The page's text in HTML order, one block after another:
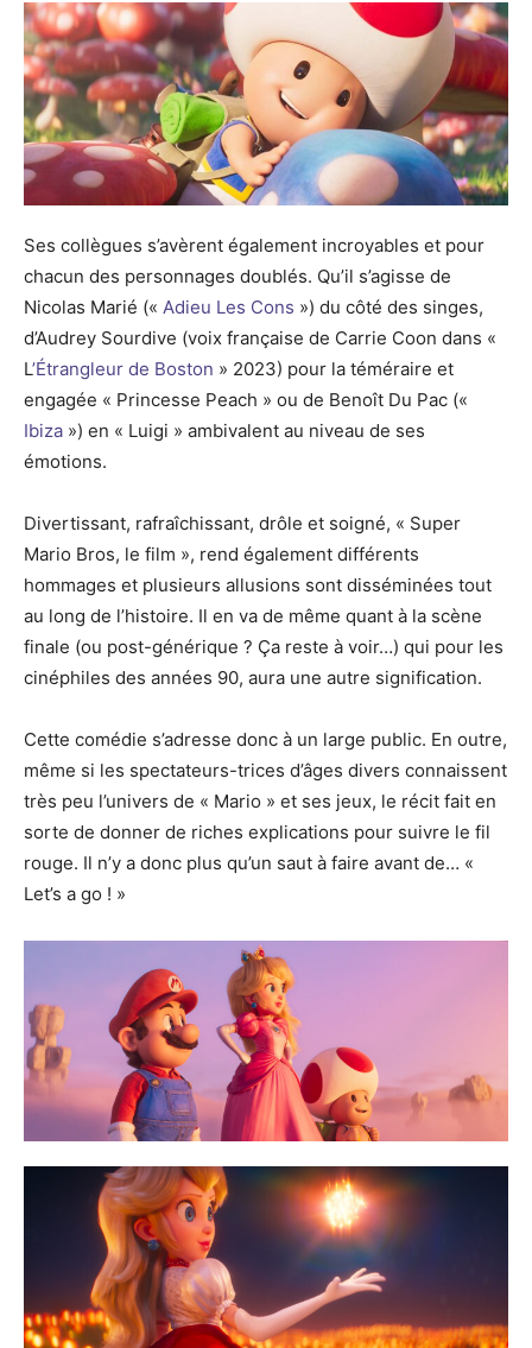
Ses collègues s’avèrent également incroyables et pour
chacun des personnages doublés. Qu’il s’agisse de
Nicolas Marié (« Adieu Les Cons ») du côté des singes,
d’Audrey Sourdive (voix française de Carrie Coon dans «
L’Étrangleur de Boston » 2023) pour la téméraire et
engagée « Princesse Peach » ou de Benoît Du Pac («
Ibiza ») en « Luigi » ambivalent au niveau de ses
émotions.
Divertissant, rafraîchissant, drôle et soigné, « Super
Mario Bros, le film », rend également différents
hommages et plusieurs allusions sont disséminées tout
au long de l’histoire. Il en va de même quant à la scène
finale (ou post-générique ? Ça reste à voir…) qui pour les
cinéphiles des années 90, aura une autre signification.
Cette comédie s’adresse donc à un large public. En outre,
même si les spectateurs-trices d’âges divers connaissent
très peu l’univers de « Mario » et ses jeux, le récit fait en
sorte de donner de riches explications pour suivre le fil
rouge. Il n’y a donc plus qu’un saut à faire avant de… «
Let’s a go ! »